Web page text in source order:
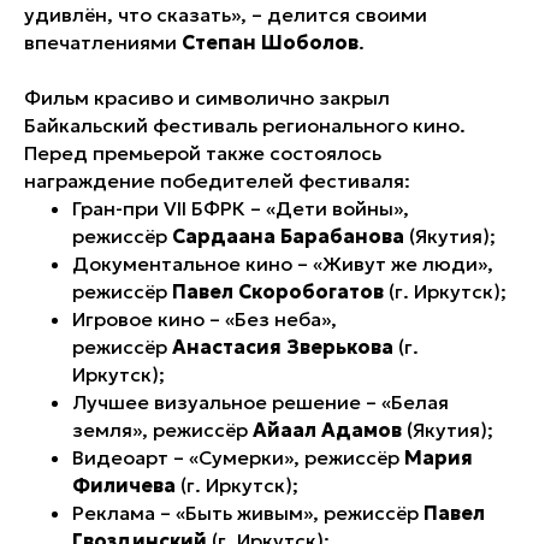
удивлён, что сказать», – делится своими
впечатлениями Степан Шоболов.
Фильм красиво и символично закрыл
Байкальский фестиваль регионального кино.
Перед премьерой также состоялось
награждение победителей фестиваля:
Гран-при VII БФРК – «Дети войны»,
режиссёр Сардаана Барабанова (Якутия);
Документальное кино – «Живут же люди»,
режиссёр Павел Скоробогатов (г. Иркутск);
Игровое кино – «Без неба»,
режиссёр Анастасия Зверькова (г.
Иркутск);
Лучшее визуальное решение – «Белая
земля», режиссёр Айаал Адамов (Якутия);
Видеоарт – «Сумерки», режиссёр Мария
Филичева (г. Иркутск);
Реклама – «Быть живым», режиссёр Павел